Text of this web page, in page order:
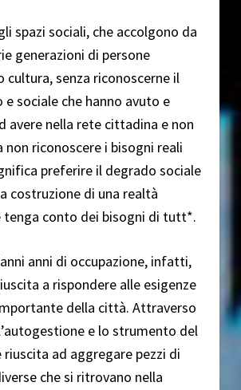
spazi sociali, che accolgono da
generazioni di persone
cultura, senza riconoscerne il
sociale che hanno avuto e
avere nella rete cittadina e non
non riconoscere i bisogni reali
preferire il degrado sociale
costruzione di una realtà
tenga conto dei bisogni di tutt*.
anni di occupazione, infatti,
a rispondere alle esigenze
della città. Attraverso
e lo strumento del
ad aggregare pezzi di
che si ritrovano nella